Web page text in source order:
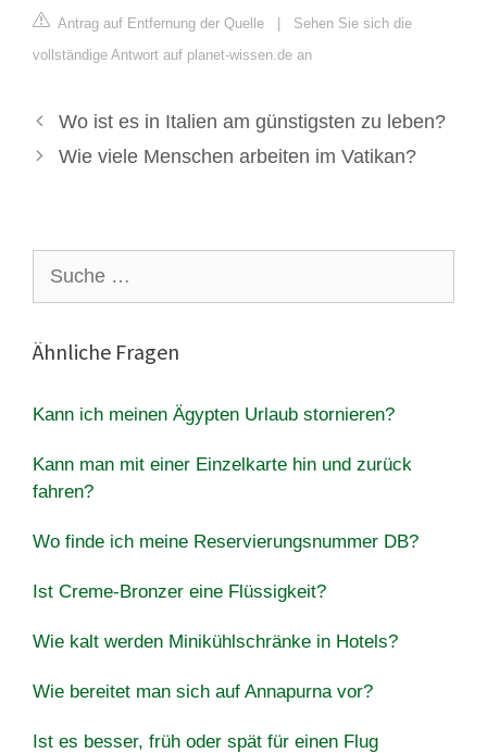
Antrag auf Entfernung der Quelle | Sehen Sie sich die
vollständige Antwort auf planet-wissen.de an
Wo ist es in Italien am günstigsten zu leben?
Wie viele Menschen arbeiten im Vatikan?
nach:
Ähnliche Fragen
Kann ich meinen Ägypten Urlaub stornieren?
Kann man mit einer Einzelkarte hin und zurück
fahren?
Wo finde ich meine Reservierungsnummer DB?
Ist Creme-Bronzer eine Flüssigkeit?
Wie kalt werden Minikühlschränke in Hotels?
Wie bereitet man sich auf Annapurna vor?
Ist es besser, früh oder spät für einen Flug